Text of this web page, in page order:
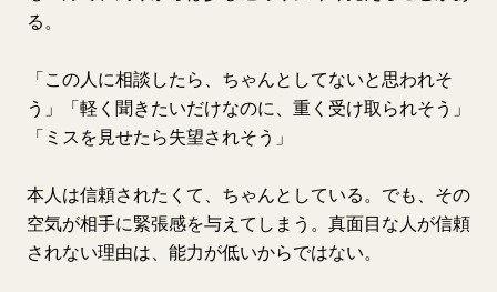
る。
「この人に相談したら、ちゃんとしてないと思われそ
う」「軽く聞きたいだけなのに、重く受け取られそう」
「ミスを見せたら失望されそう」
本人は信頼されたくて、ちゃんとしている。でも、その
空気が相手に緊張感を与えてしまう。真面目な人が信頼
されない理由は、能力が低いからではない。